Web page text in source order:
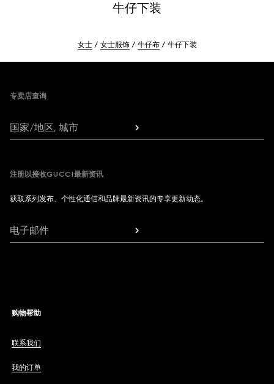
牛仔下装
女士 女士服饰 牛仔布 牛仔下装
专卖店查询
国家/地区, 城市
注册以接收GUCCI最新资讯
获取系列发布、个性化通信和品牌最新资讯的专享更新动态。
电子邮件
购物帮助
联系我们
我的订单